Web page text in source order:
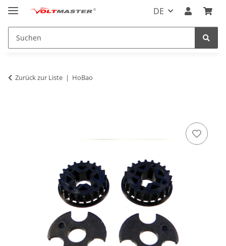
DE
Zurück zur Liste HoBao